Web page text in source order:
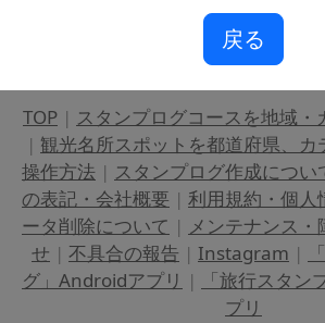
戻る
TOP | スタンプログコースを地域・
| 観光名所スポットを都道府県、カ
操作方法 | スタンプログ作成につい
の表記・会社概要 | 利用規約・個人
ータ削除について | メンテナンス・
せ | 不具合の報告 | Instagram |
グ」Androidアプリ |
「旅行スタ
プリ